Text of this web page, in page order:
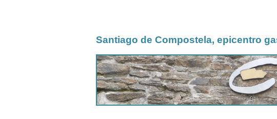
Santiago de Compostela, epicentro